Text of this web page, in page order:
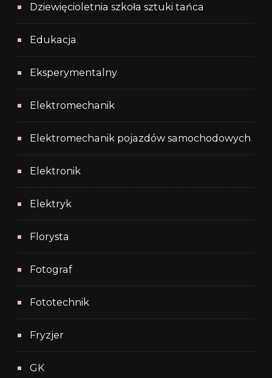
Dziewięcioletnia szkoła sztuki tańca
Edukacja
Eksperymentalny
Elektromechanik
Elektromechanik pojazdów samochodowych
Elektronik
Elektryk
Florysta
Fotograf
Fototechnik
Fryzjer
GK